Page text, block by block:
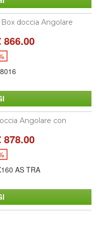
doccia Angolare
866.00
Angolare con
878.00
AS TRA